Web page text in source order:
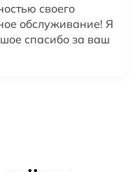
своего
обслуживание! Я
спасибо за ваш